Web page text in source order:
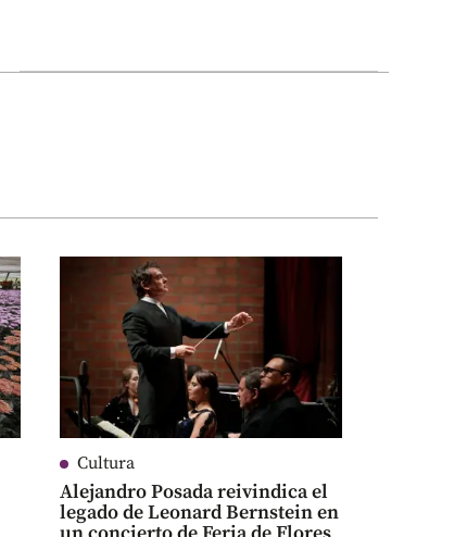
Cultura
Alejandro Posada reivindica el
legado de Leonard Bernstein en